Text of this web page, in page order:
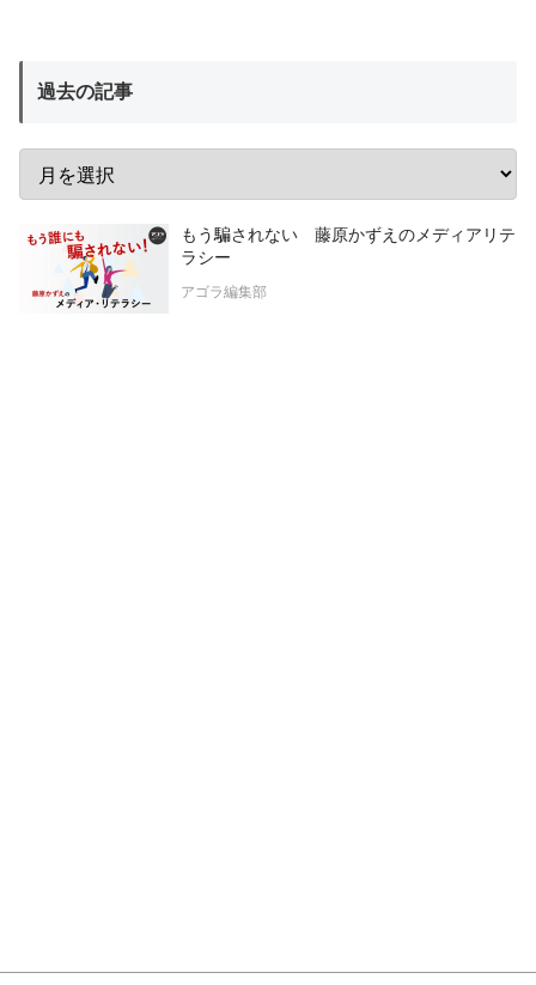
過去の記事
もう騙されない 藤原かずえのメディアリテ
ラシー
アゴラ編集部